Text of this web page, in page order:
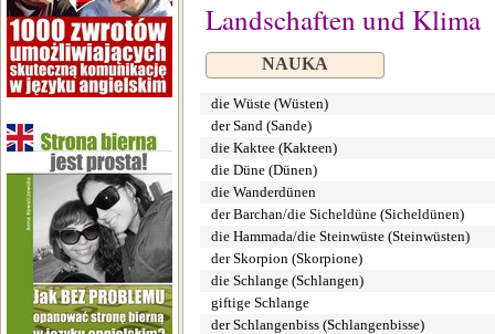
Landschaften und Klima
NAUKA
die Wüste (Wüsten)
der Sand (Sande)
die Kaktee (Kakteen)
die Düne (Dünen)
die Wanderdünen
der Barchan/die Sicheldüne (Sicheldünen)
die Hammada/die Steinwüste (Steinwüsten)
der Skorpion (Skorpione)
die Schlange (Schlangen)
giftige Schlange
der Schlangenbiss (Schlangenbisse)